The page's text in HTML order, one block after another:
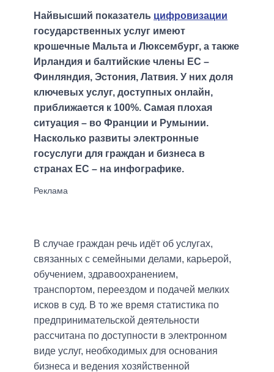
Найвысший показатель цифровизации
государственных услуг имеют
крошечные Мальта и Люксембург, а также
Ирландия и балтийские члены ЕС –
Финляндия, Эстония, Латвия. У них доля
ключевых услуг, доступных онлайн,
приближается к 100%. Самая плохая
ситуация – во Франции и Румынии.
Насколько развиты электронные
госуслуги для граждан и бизнеса в
странах ЕС – на инфографике.
В случае граждан речь идёт об услугах,
связанных с семейными делами, карьерой,
обучением, здравоохранением,
транспортом, переездом и подачей мелких
исков в суд. В то же время статистика по
предпринимательской деятельности
рассчитана по доступности в электронном
виде услуг, необходимых для основания
бизнеса и ведения хозяйственной